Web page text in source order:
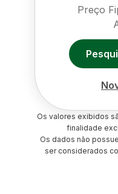
Preço
Os valores exibidos
finalidade
Os dados não
ser considerados